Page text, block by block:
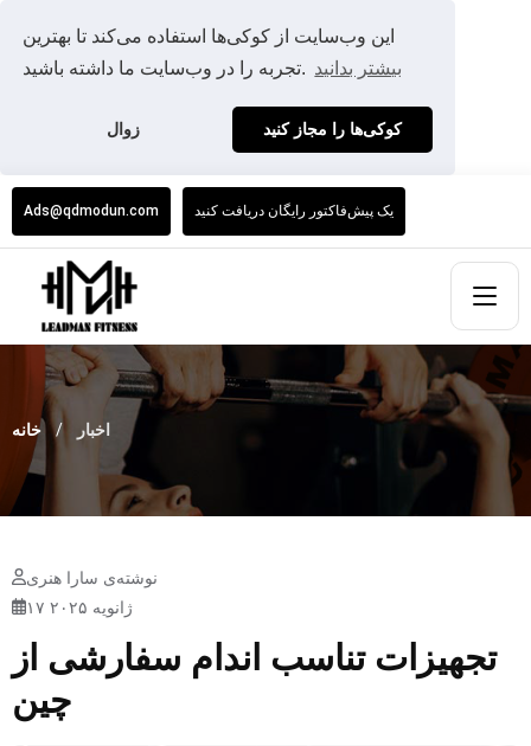
این وب‌سایت از کوکی‌ها استفاده می‌کند تا بهترین
تجربه را در وب‌سایت ما داشته باشید. بیشتر بدانید
زوال کوکی‌ها را مجاز کنید
Ads@qdmodun.com یک پیش‌فاکتور رایگان دریافت کنید
خانه اخبار
نوشته‌ی سارا هنری
۱۷ ژانویه ۲۰۲۵
تجهیزات تناسب اندام سفارشی از
چین